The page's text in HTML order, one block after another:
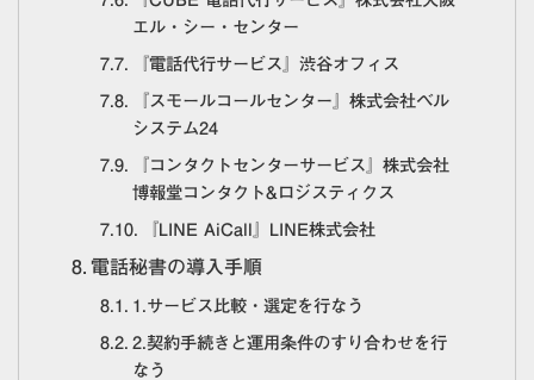
エル・シー・センター
『電話代行サービス』渋谷オフィス
『スモールコールセンター』株式会社ベル
システム24
『コンタクトセンターサービス』株式会社
博報堂コンタクト&ロジスティクス
『LINE AiCall』LINE株式会社
電話秘書の導入手順
1.サービス比較・選定を行なう
2.契約手続きと運用条件のすり合わせを行
なう